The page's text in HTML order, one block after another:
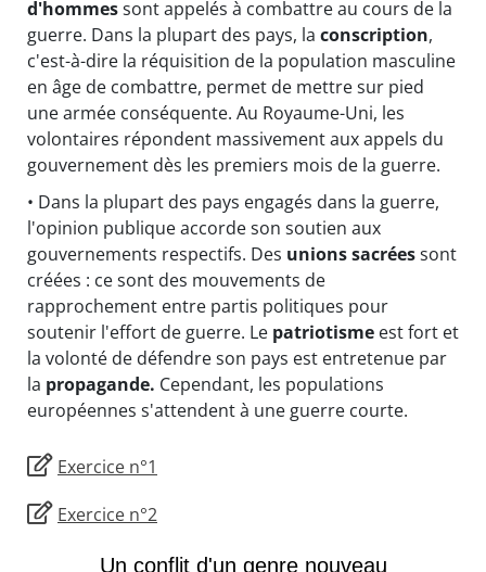
d'hommessont appelés à combattre au cours de la
guerre. Dans la plupart des pays, la conscription,
c'est-à-dire la réquisition de la population masculine
en âge de combattre, permet de mettre sur pied
une armée conséquente. Au Royaume-Uni, les
volontaires répondent massivement aux appels du
gouvernement dès les premiers mois de la guerre.
• Dans la plupart des pays engagés dans la guerre,
l'opinion publique accorde son soutien aux
gouvernements respectifs. Des unions sacréessont
créées : ce sont des mouvements de
rapprochement entre partis politiques pour
soutenir l'effort de guerre. Le patriotisme est fort et
la volonté de défendre son pays est entretenue par
la propagande. Cependant, les populations
européennes s'attendent à une guerre courte.
Exercice n°1
Exercice n°2
Un conflit d'un genre nouveau